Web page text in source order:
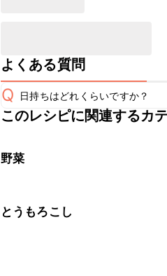
よくある質問
Q 日持ちはどれくらいですか？
保存期間は冷蔵で当日中が目安
※日持ちは目安です。
このレシピに関連するカ
野菜
とうもろこし